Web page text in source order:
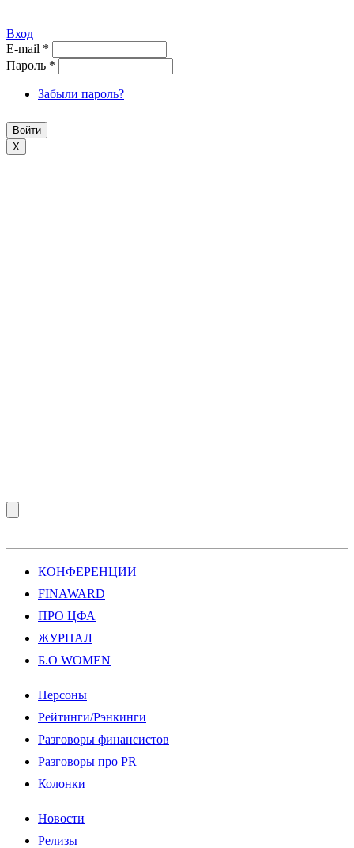
Вход
E-mail *
Пароль *
Забыли пароль?
X
КОНФЕРЕНЦИИ
FINAWARD
ПРО ЦФА
ЖУРНАЛ
Б.О WOMEN
Персоны
Рейтинги/Рэнкинги
Разговоры финансистов
Разговоры про PR
Колонки
Новости
Релизы